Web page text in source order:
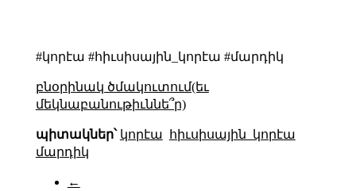
#կորէա #հիւսիսային_կորէա #մարդիկ
բնօրինակ ծմակուտում(եւ
մեկնաբանութիւննե՞ր)
պիտակներ՝ կորէա
հիւսիսային_կորէա
մարդիկ
←